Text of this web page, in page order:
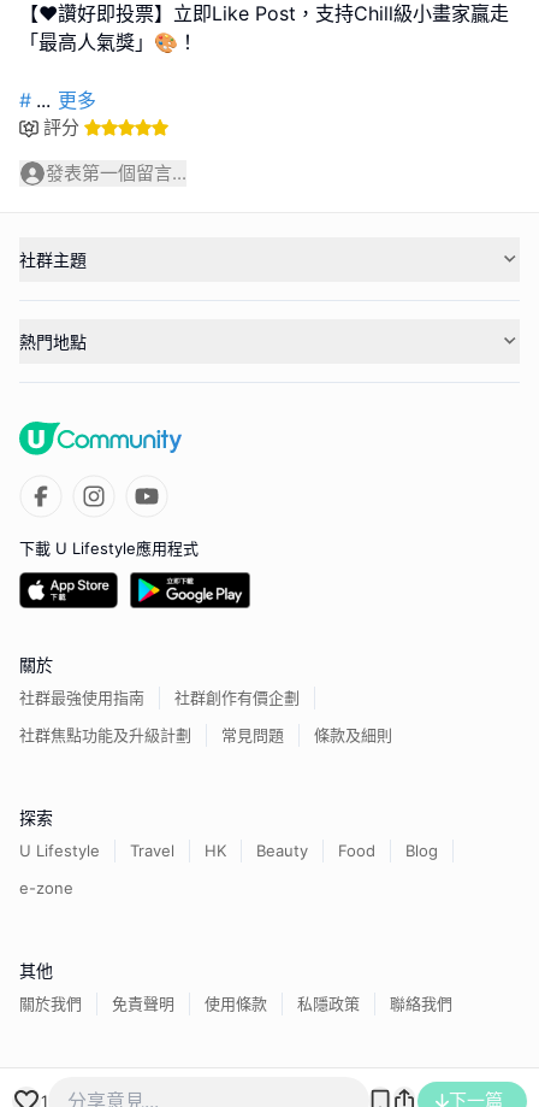
【❤️讚好即投票】立即Like Post，支持Chill級小畫家贏走
「最高人氣獎」🎨！
# ... 更多
評分
發表第一個留言...
1 下一篇
社群主題
熱門地點
下載 U Lifestyle應用程式
關於
社群最強使用指南
社群創作有價企劃
社群焦點功能及升級計劃
常見問題 條款及細則
探索
U Lifestyle Travel HK Beauty Food
Blog
e-zone
其他
關於我們 免責聲明 使用條款 私隱政策 聯絡我們
香港經濟日報版權所有©